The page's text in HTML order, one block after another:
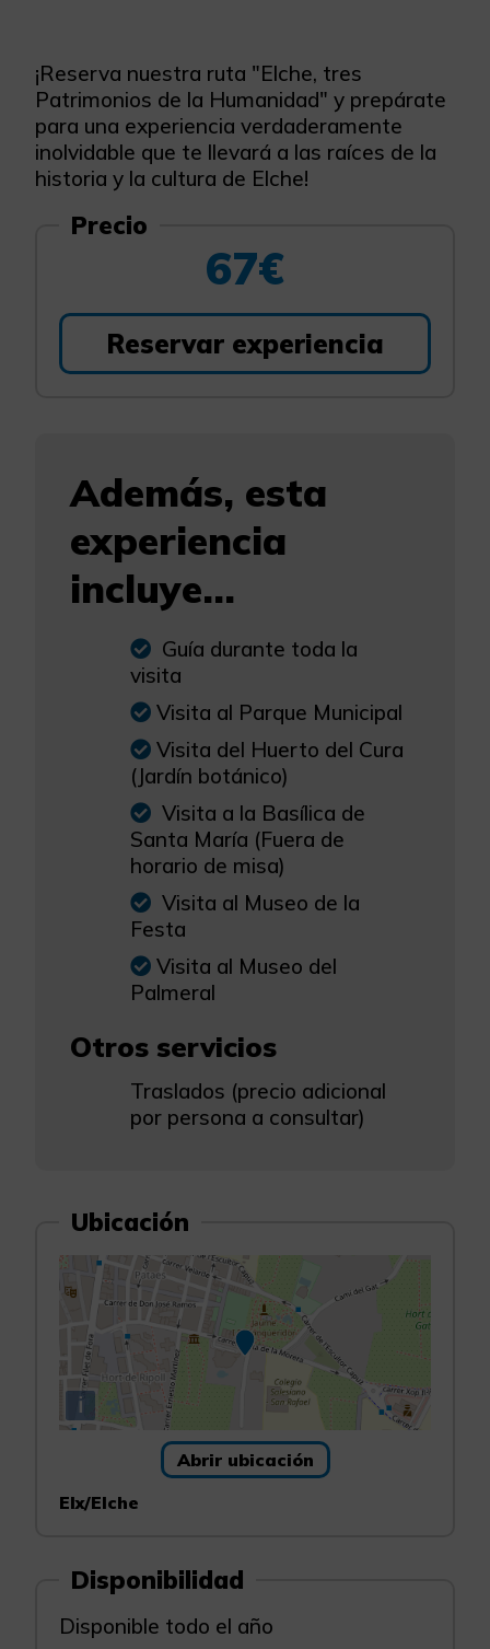
¡Reserva nuestra ruta "Elche, tres
Patrimonios de la Humanidad" y prepárate
para una experiencia verdaderamente
inolvidable que te llevará a las raíces de la
historia y la cultura de Elche!
Precio
67€
Reservar experiencia
Además, esta
experiencia
incluye...
Guía durante toda la
visita
Visita al Parque Municipal
Visita del Huerto del Cura
(Jardín botánico)
Visita a la Basílica de
Santa María (Fuera de
horario de misa)
Visita al Museo de la
Festa
Visita al Museo del
Palmeral
Otros servicios
Traslados (precio adicional
por persona a consultar)
Ubicación
i
Abrir ubicación
Elx/Elche
Disponibilidad
Disponible todo el año